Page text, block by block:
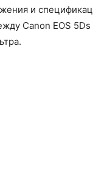
и
Canon EOS 5Ds